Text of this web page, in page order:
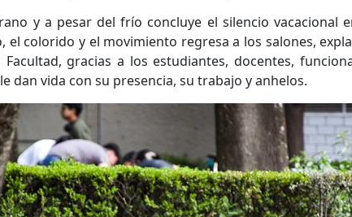
y a pesar del frío concluye el silencio vacacional
el colorido y el movimiento regresa a los salones,
gracias a los estudiantes, docentes,
dan vida con su presencia, su trabajo y anhelos.